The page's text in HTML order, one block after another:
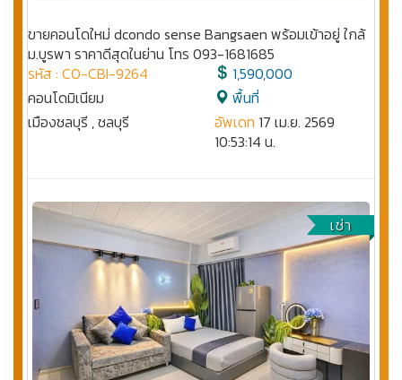
ขายคอนโดใหม่ dcondo sense Bangsaen พร้อมเข้าอยู่ ใกล้
ม.บูรพา ราคาดีสุดในย่าน โทร 093-1681685
รหัส : CO-CBI-9264
คอนโดมิเนียม
เมืองชลบุรี , ชลบุรี
1,590,000
พื้นที่
อัพเดท 17 เม.ย. 2569
10:53:14 น.
เช่า